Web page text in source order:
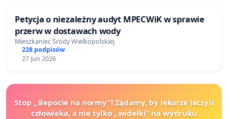
Petycja o niezależny audyt MPECWiK w sprawie
przerw w dostawach wody
Mieszkaniec Środy Wielkopolskiej
228 podpisów
27 Jun 2026
Stop „ślepocie na normy”! Żądamy, by lekarze leczyli
człowieka, a nie tylko „widełki” na wydruku